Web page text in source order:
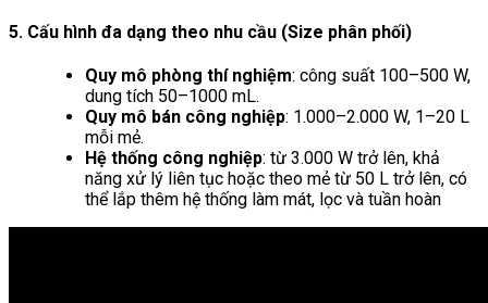
5. Cấu hình đa dạng theo nhu cầu (Size phân phối)
Quy mô phòng thí nghiệm: công suất 100–500 W,
dung tích 50–1000 mL.
Quy mô bán công nghiệp: 1.000–2.000 W, 1–20 L
mỗi mẻ.
Hệ thống công nghiệp: từ 3.000 W trở lên, khả
năng xử lý liên tục hoặc theo mẻ từ 50 L trở lên, có
thể lắp thêm hệ thống làm mát, lọc và tuần hoàn